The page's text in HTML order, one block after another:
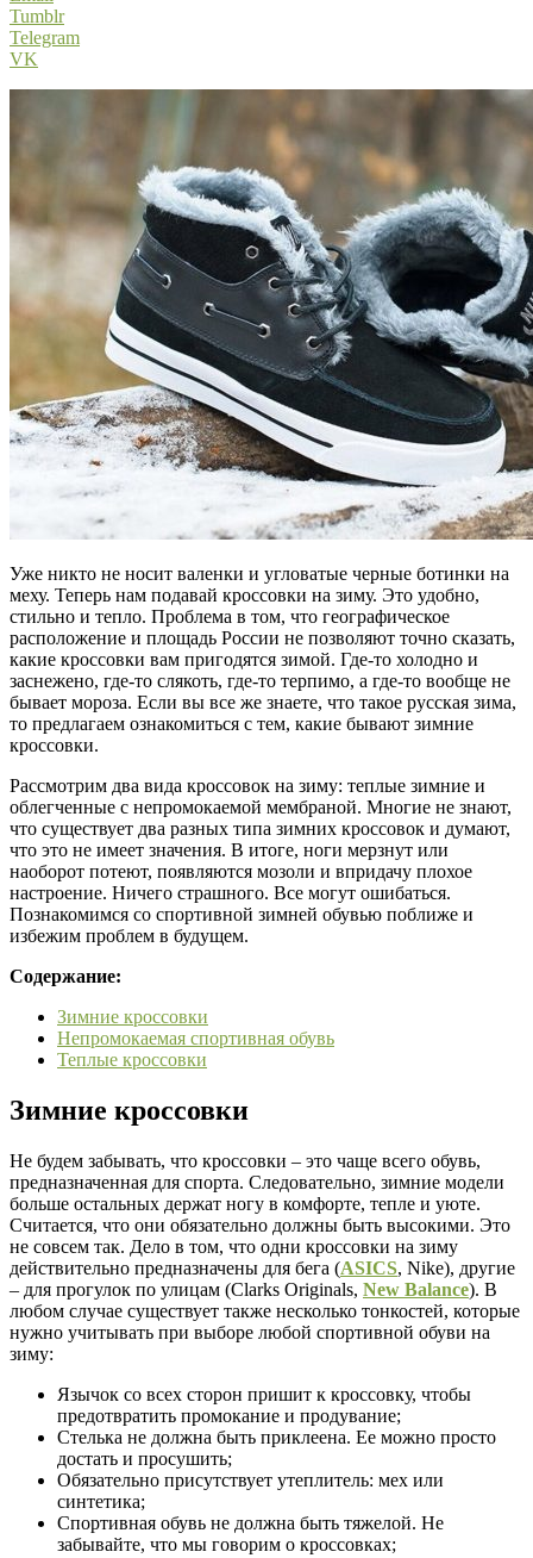
Tumblr
Telegram
VK
Уже никто не носит валенки и угловатые черные ботинки на
меху. Теперь нам подавай кроссовки на зиму. Это удобно,
стильно и тепло. Проблема в том, что географическое
расположение и площадь России не позволяют точно сказать,
какие кроссовки вам пригодятся зимой. Где-то холодно и
заснежено, где-то слякоть, где-то терпимо, а где-то вообще не
бывает мороза. Если вы все же знаете, что такое русская зима,
то предлагаем ознакомиться с тем, какие бывают зимние
кроссовки.
Рассмотрим два вида кроссовок на зиму: теплые зимние и
облегченные с непромокаемой мембраной. Многие не знают,
что существует два разных типа зимних кроссовок и думают,
что это не имеет значения. В итоге, ноги мерзнут или
наоборот потеют, появляются мозоли и впридачу плохое
настроение. Ничего страшного. Все могут ошибаться.
Познакомимся со спортивной зимней обувью поближе и
избежим проблем в будущем.
Содержание:
Зимние кроссовки
Непромокаемая спортивная обувь
Теплые кроссовки
Зимние кроссовки
Не будем забывать, что кроссовки – это чаще всего обувь,
предназначенная для спорта. Следовательно, зимние модели
больше остальных держат ногу в комфорте, тепле и уюте.
Считается, что они обязательно должны быть высокими. Это
не совсем так. Дело в том, что одни кроссовки на зиму
действительно предназначены для бега (ASICS, Nike), другие
– для прогулок по улицам (Clarks Originals, New Balance). В
любом случае существует также несколько тонкостей, которые
нужно учитывать при выборе любой спортивной обуви на
зиму:
Язычок со всех сторон пришит к кроссовку, чтобы
предотвратить промокание и продувание;
Стелька не должна быть приклеена. Ее можно просто
достать и просушить;
Обязательно присутствует утеплитель: мех или
синтетика;
Спортивная обувь не должна быть тяжелой. Не
забывайте, что мы говорим о кроссовках;